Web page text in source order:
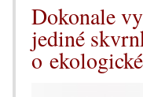
Dokonale
jediné
o